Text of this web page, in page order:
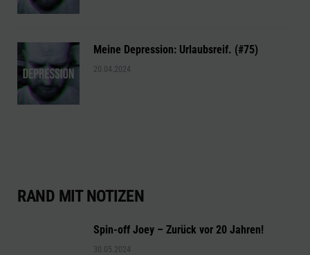
Meine Depression: Urlaubsreif. (#75)
20.04.2024
RAND MIT NOTIZEN
Spin-off Joey – Zurück vor 20 Jahren!
30.05.2024